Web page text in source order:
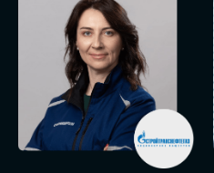
Приглашаем стать спикером
TECH FORUM и поделиться
опытом и экспертизой. Будем
сотрудничеству!
СПИКЕРОМ
IT Solutions for Business